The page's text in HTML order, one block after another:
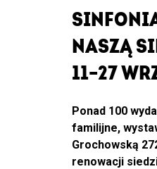
NASZĄ
11–27
Ponad 100
familijne,
Grochowską
renowacji